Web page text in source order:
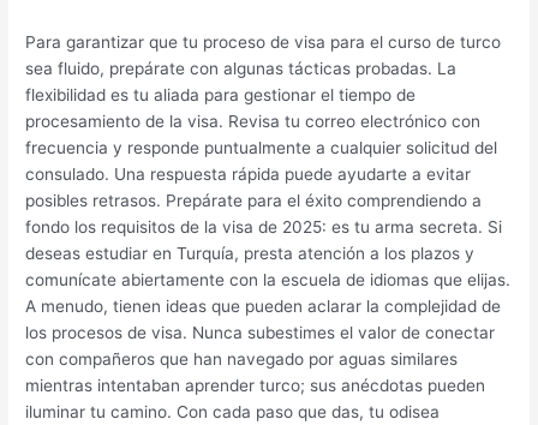
Para garantizar que tu proceso de visa para el curso de turco
sea fluido, prepárate con algunas tácticas probadas. La
flexibilidad es tu aliada para gestionar el tiempo de
procesamiento de la visa. Revisa tu correo electrónico con
frecuencia y responde puntualmente a cualquier solicitud del
consulado. Una respuesta rápida puede ayudarte a evitar
posibles retrasos. Prepárate para el éxito comprendiendo a
fondo los requisitos de la visa de 2025: es tu arma secreta. Si
deseas estudiar en Turquía, presta atención a los plazos y
comunícate abiertamente con la escuela de idiomas que elijas.
A menudo, tienen ideas que pueden aclarar la complejidad de
los procesos de visa. Nunca subestimes el valor de conectar
con compañeros que han navegado por aguas similares
mientras intentaban aprender turco; sus anécdotas pueden
iluminar tu camino. Con cada paso que das, tu odisea